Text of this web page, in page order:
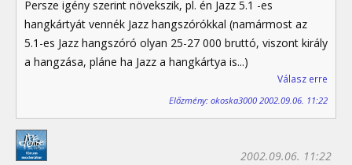
Persze igény szerint növekszik, pl. én Jazz 5.1 -es
hangkártyát vennék Jazz hangszórókkal (namármost az
5.1-es Jazz hangszóró olyan 25-27 000 bruttó, viszont király
a hangzása, pláne ha Jazz a hangkártya is...)
Válasz erre
Előzmény: okoska3000 2002.09.06. 11:22
2002.09.06. 11:22